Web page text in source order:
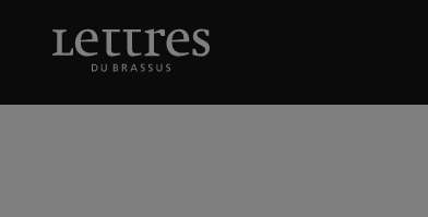
content